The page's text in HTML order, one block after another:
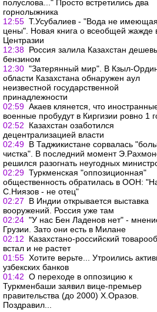
полуслова..." Просто встретились два
горнолыжника
12:55 Т.Усубалиев - "Вода не имеющая
цены". Новая книга о всеобщей жажде
Центразии
12:38 Россия залила Казахстан
бензином
12:30 "Затерянный мир". В Кзыл-
области Казахстана обнаружен аул
неизвестной государственной
принадлежности
02:59 Акаев клянется, что
военные пробудут в Киргизии ровно 1
02:52
Казахстан озаботился
децентрализацией власти
02:49 В Таджикистане сорвалась
чистка". В последний момент
решился разогнать неугодных
02:29 Туркменская "оппозиционная"
общественность обратилась в ООН:
С.Ниязов - не отец"
02:27
В Индии открывается выставка
вооружений. Россия уже там
02:24 "У нас Бен Ладенов нет" -
Грузии. Зато они есть в Милане
02:12
Казахстано-российский
встал и не растет
01:55 Хотите верьте... Утроились
узбекских банков
01:42 О переходе в оппозицию к
Туркменбаши заявил вице-премьер
правительства (до 2000) Х.Оразов.
Поздравил...